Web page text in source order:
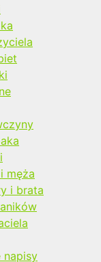
męża
i brata
napisy